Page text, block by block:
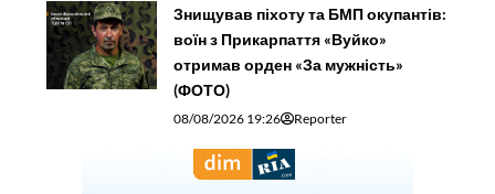
Знищував піхоту та БМП окупантів:
воїн з Прикарпаття «Вуйко»
отримав орден «За мужність»
(ФОТО)
08/08/2026 19:26 Reporter